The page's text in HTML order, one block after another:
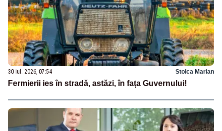
30 iul. 2026, 07:54 Stoica Marian
Fermierii ies în stradă, astăzi, în fața Guvernului!